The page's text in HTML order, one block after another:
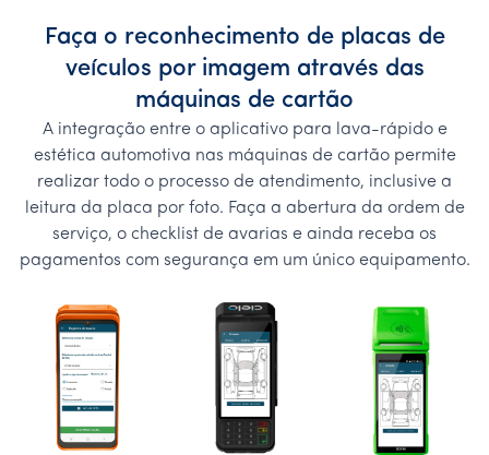
Faça o reconhecimento de placas de
veículos por imagem através das
máquinas de cartão
A integração entre o aplicativo para lava-rápido e
estética automotiva nas máquinas de cartão permite
realizar todo o processo de atendimento, inclusive a
leitura da placa por foto. Faça a abertura da ordem de
serviço, o checklist de avarias e ainda receba os
pagamentos com segurança em um único equipamento.